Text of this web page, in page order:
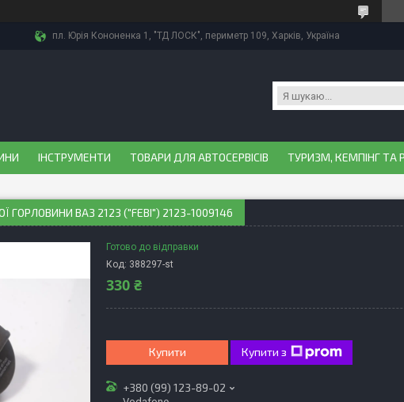
пл. Юрія Кононенка 1, "ТД ЛОСК", периметр 109, Харків, Україна
ІНСТРУМЕНТИ ТОВАРИ ДЛЯ АВТОСЕРВІСІВ ТУРИЗМ, КЕМПІНГ ТА
ВАЗ 2123 ("FEBI") 2123-1009146
Готово до відправки
Код: 388297-st
330 ₴
Купити Купити з
+380 (99) 123-89-02